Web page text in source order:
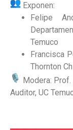
Exponen:
Felipe
Temuco
Francisca
Thornton
Modera:
Auditor, UC